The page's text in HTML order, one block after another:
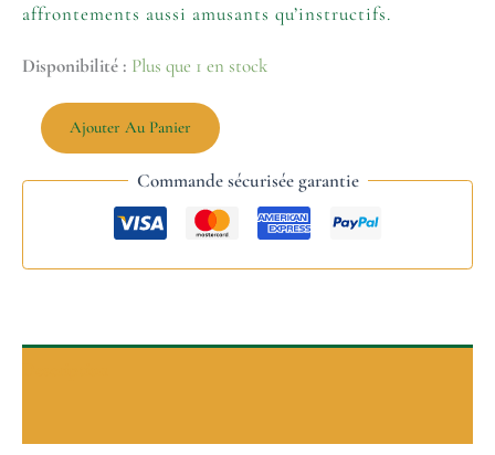
affrontements aussi amusants qu’instructifs.
Disponibilité : Plus que 1 en stock
Ajouter Au Panier
Commande sécurisée garantie